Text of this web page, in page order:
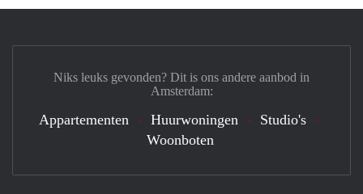
Niks leuks gevonden? Dit is ons andere aanbod in
Amsterdam:
Appartementen Huurwoningen
Studio's
Woonboten